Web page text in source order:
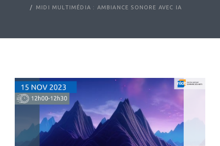
MIDI MULTIMÉDIA : AMBIANCE SONORE AVEC IA